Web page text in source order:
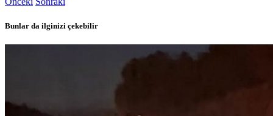
Bunlar da ilginizi çekebilir